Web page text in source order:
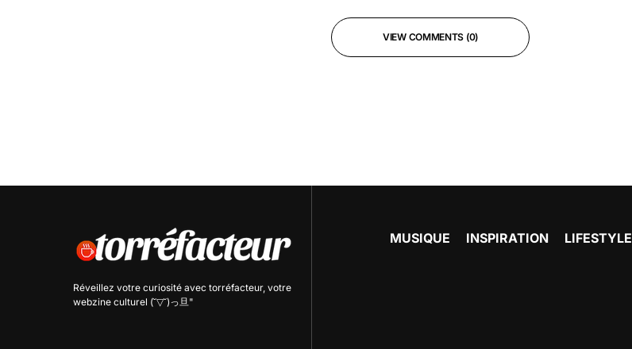
VIEW COMMENTS (0)
Réveillez votre curiosité avec torréfacteur, votre
webzine culturel (˘▽˘)っ旦"
MUSIQUE INSPIRATION LIFESTYLE